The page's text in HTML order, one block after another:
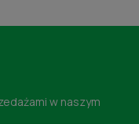
w naszym